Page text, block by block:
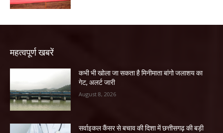
महत्वपूर्ण खबरें
कभी भी खोला जा सकता है मिनीमाता बांगो जलाशय का
गेट, अलर्ट जारी
August 8, 2026
सर्वाइकल कैंसर से बचाव की दिशा में छत्तीसगढ़ की बड़ी